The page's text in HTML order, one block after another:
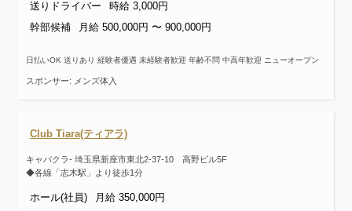
送りドライバー
時給 3,000円
幹部候補
月給 500,000円 〜 900,000円
日払いOK 送りあり 経験者優遇 未経験者歓迎 年齢不問 中高年歓迎 ニューオープン
スポンサー: メンズ体入
Club Tiara(ティアラ)
キャバクラ- 埼玉県新座市東北2-37-10 高野ビル5F
◆各線「志木駅」より徒歩1分
ホール(社員) 月給 350,000円